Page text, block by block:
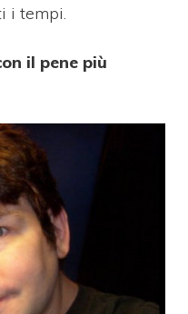
i tempi.
il pene più